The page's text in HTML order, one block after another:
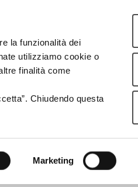
la funzionalità dei
utilizziamo cookie o
finalità come
Chiudendo questa
Marketing